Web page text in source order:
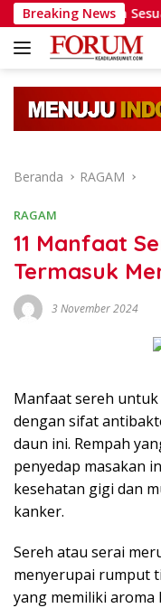
Langsung
ke
konten
Breaking News
Sesuai Prosedur
Beranda RAGAM
RAGAM
11 Manfaat
Termasuk
3 November 2024
Manfaat sereh
dengan sifat
daun ini. Rempah
penyedap masakan
kesehatan gigi dan
kanker.
Sereh atau serai
menyerupai rumput
yang memiliki aroma